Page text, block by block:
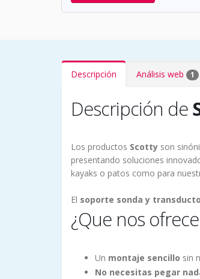
Descripción Análisis web 1
Descripción de
Los productos Scotty son
presentando soluciones
kayaks o patos como para
El soporte sonda y
¿Que nos
Un montaje sencillo sin
No necesitas pegar